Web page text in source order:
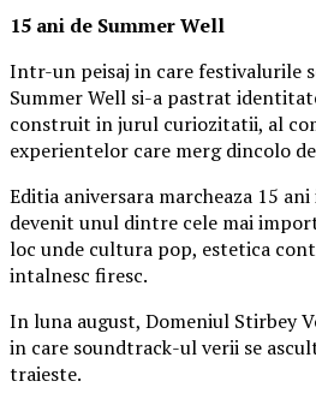
15 ani de Summer Well
Intr-un peisaj in care festivalurile
Summer Well si-a pastrat
construit in jurul curiozitatii, al
experientelor care merg dincolo
Editia aniversara marcheaza 15
devenit unul dintre cele mai
loc unde cultura pop, estetica
intalnesc firesc.
In luna august, Domeniul Stirbey
in care soundtrack-ul verii se
traieste.